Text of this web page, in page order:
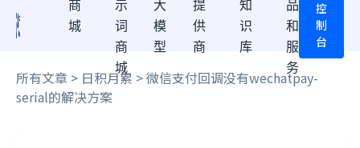
商
城
示
词
商
城
大
模
型
提
供
商
知
识
库
品
和
服
务
控
制
台
所有文章 > 日积月累 > 微信支付回调没有wechatpay-
serial的解决方案